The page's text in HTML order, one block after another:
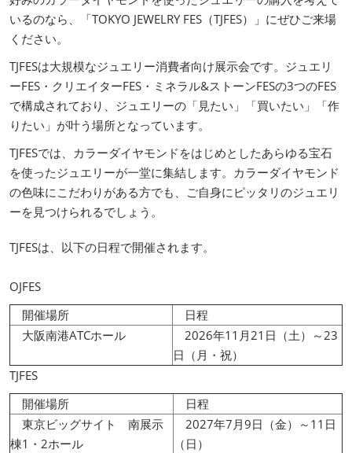
いるのなら、「TOKYO JEWELRY FES（TJFES）」にぜひご来場
ください。
TJFESは大規模なジュエリー消費者向け展示会です。ジュエリ
ーFES・クリエイターFES・ミネラル&ストーンFESの3つのFES
で構成されており、ジュエリーの「見たい」「買いたい」「作
りたい」が叶う場所となっています。
TJFESでは、カラーダイヤモンドをはじめとしたあらゆる宝石
を使ったジュエリーが一堂に集結します。カラーダイヤモンド
の色味にこだわりがある方でも、ご自身にピッタリのジュエリ
ーを見つけられるでしょう。
TJFESは、以下の日程で開催されます。
OJFES
開催場所
日程
大阪南港ATCホール
2026年11月21日（土）～23
日（月・祝）
TJFES
開催場所
日程
東京ビッグサイト 南展示
棟1・2ホール
2027年7月9日（金）～11日
（日）